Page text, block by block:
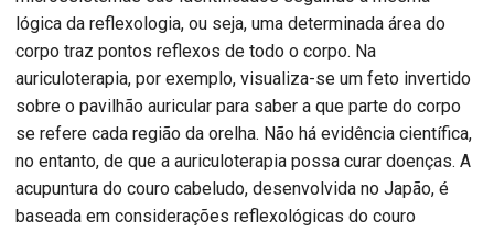
lógica da reflexologia, ou seja, uma determinada área do
corpo traz pontos reflexos de todo o corpo. Na
auriculoterapia, por exemplo, visualiza-se um feto invertido
sobre o pavilhão auricular para saber a que parte do corpo
se refere cada região da orelha. Não há evidência científica,
no entanto, de que a auriculoterapia possa curar doenças. A
acupuntura do couro cabeludo, desenvolvida no Japão, é
baseada em considerações reflexológicas do couro